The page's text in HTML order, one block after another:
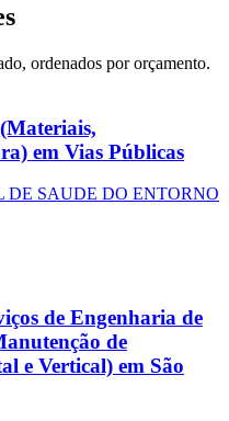
ordenados por orçamento.
em Vias Públicas
DE SAUDE DO ENTORNO
de Engenharia de
de
e Vertical) em São